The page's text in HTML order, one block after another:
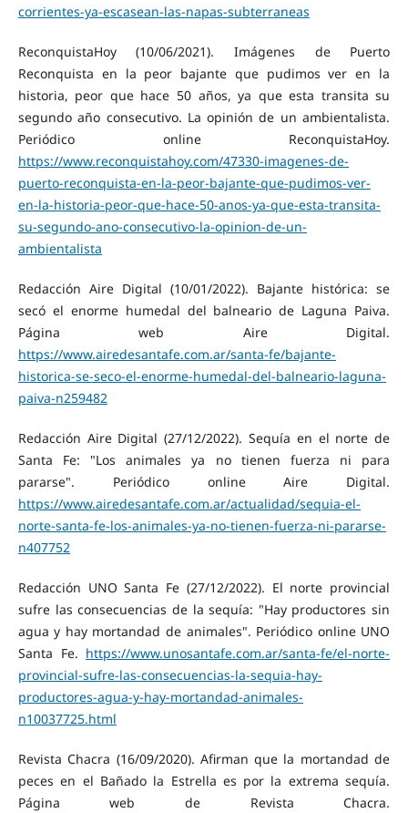
corrientes-ya-escasean-las-napas-subterraneas
ReconquistaHoy (10/06/2021). Imágenes de Puerto
Reconquista en la peor bajante que pudimos ver en la
historia, peor que hace 50 años, ya que esta transita su
segundo año consecutivo. La opinión de un ambientalista.
Periódico online ReconquistaHoy.
https://www.reconquistahoy.com/47330-imagenes-de-
puerto-reconquista-en-la-peor-bajante-que-pudimos-ver-
en-la-historia-peor-que-hace-50-anos-ya-que-esta-transita-
su-segundo-ano-consecutivo-la-opinion-de-un-
ambientalista
Redacción Aire Digital (10/01/2022). Bajante histórica: se
secó el enorme humedal del balneario de Laguna Paiva.
Página web Aire Digital.
https://www.airedesantafe.com.ar/santa-fe/bajante-
historica-se-seco-el-enorme-humedal-del-balneario-laguna-
paiva-n259482
Redacción Aire Digital (27/12/2022). Sequía en el norte de
Santa Fe: "Los animales ya no tienen fuerza ni para
pararse". Periódico online Aire Digital.
https://www.airedesantafe.com.ar/actualidad/sequia-el-
norte-santa-fe-los-animales-ya-no-tienen-fuerza-ni-pararse-
n407752
Redacción UNO Santa Fe (27/12/2022). El norte provincial
sufre las consecuencias de la sequía: "Hay productores sin
agua y hay mortandad de animales". Periódico online UNO
Santa Fe. https://www.unosantafe.com.ar/santa-fe/el-norte-
provincial-sufre-las-consecuencias-la-sequia-hay-
productores-agua-y-hay-mortandad-animales-
n10037725.html
Revista Chacra (16/09/2020). Afirman que la mortandad de
peces en el Bañado la Estrella es por la extrema sequía.
Página web de Revista Chacra.